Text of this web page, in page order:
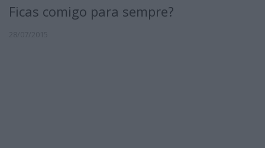
Ficas comigo para sempre?